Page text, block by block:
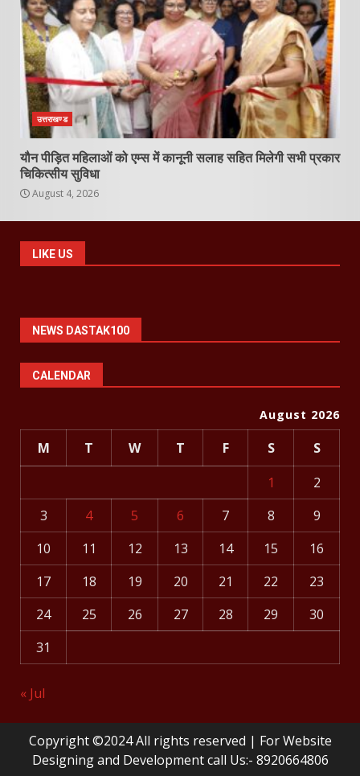
उत्तराखण्ड
यौन पीड़ित महिलाओं को एम्स में कानूनी सलाह सहित मिलेगी सभी प्रकार
चिकित्सीय सुविधा
August 4, 2026
LIKE US
NEWS DASTAK100
CALENDAR
August 2026
M T W T F S
S
1
2
3
4 5 6 7 8
9
10
11 12 13 14 15
16
17
18 19 20 21 22
23
24
25 26 27 28 29
30
31
« Jul
Copyright ©2024 All rights reserved | For Website
Designing and Development call Us:- 8920664806